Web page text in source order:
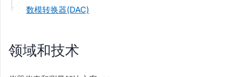
数模转换器(DAC)
领域和技术